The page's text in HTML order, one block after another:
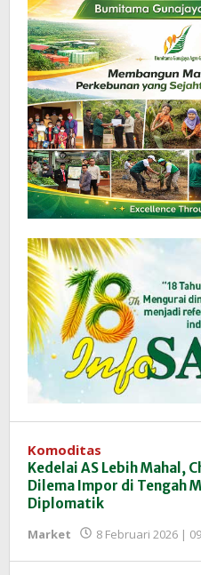
Komoditas
Kedelai AS Lebih Mahal,
Dilema Impor di Tengah
Diplomatik
Market 8 Februari 2026 |